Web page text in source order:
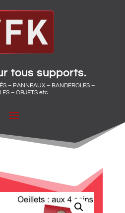
tous supports.
– PANNEAUX – BANDEROLES –
– OBJETS etc.